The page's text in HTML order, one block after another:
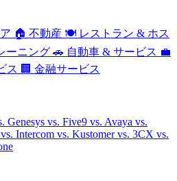
🏠 不動産 🍽️ レストラン & ホス
ーニング 🚗 自動車 & サービス 💼
ス 🏢 金融サービス
Genesys vs. Five9 vs. Avaya vs.
vs. Intercom vs. Kustomervs. 3CX vs.